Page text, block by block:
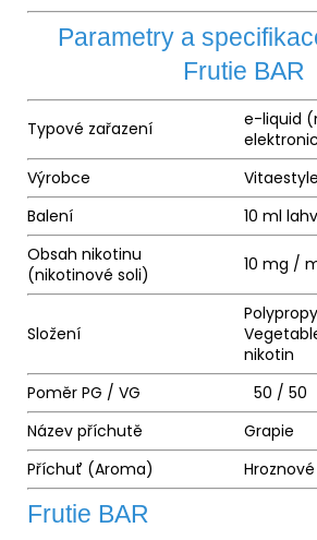
Parametry a
Frutie BAR
Typové zařazení e-liquid
Výrobce
Vitaestyle
Balení
10 ml
Obsah nikotinu
(nikotinové soli)
10 mg /
Složení
nikotin
Poměr PG / VG
50 / 50
Název příchutě
Grapie
Příchuť (Aroma)
Frutie BAR